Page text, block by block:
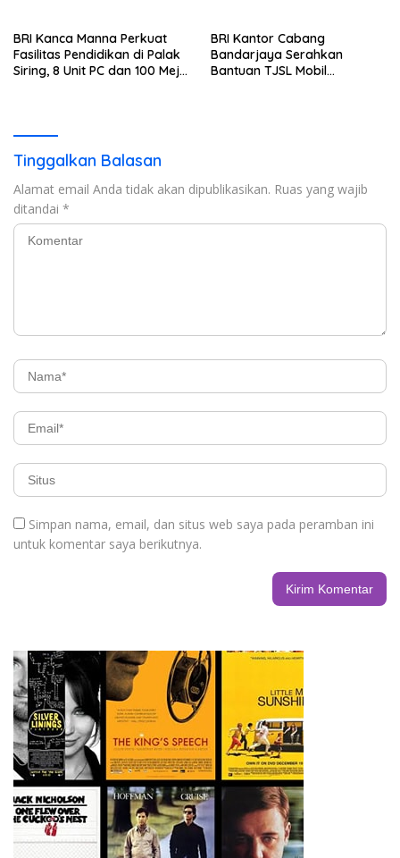
BRI Kanca Manna Perkuat
Fasilitas Pendidikan di Palak
Siring, 8 Unit PC dan 100 Meja
BRI Kantor Cabang
Bandarjaya Serahkan
Bantuan TJSL Mobil
Tinggalkan Balasan
Alamat email Anda tidak akan dipublikasikan. Ruas yang wajib
ditandai *
Simpan nama, email, dan situs web saya pada peramban ini
untuk komentar saya berikutnya.